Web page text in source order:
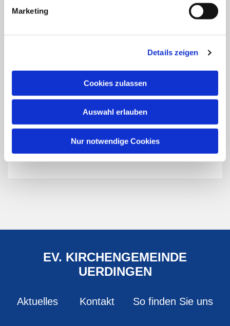
Marketing
Details zeigen
Cookies zulassen
Auswahl erlauben
Nur notwendige Cookies
EV. KIRCHENGEMEINDE
UERDINGEN
Aktuelles Kontakt So finden Sie uns